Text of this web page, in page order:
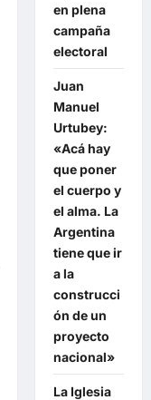
en plena
campaña
electoral
Juan
Manuel
Urtubey:
«Acá hay
que poner
el cuerpo y
el alma. La
Argentina
tiene que ir
a la
construcci
ón de un
proyecto
nacional»
La Iglesia